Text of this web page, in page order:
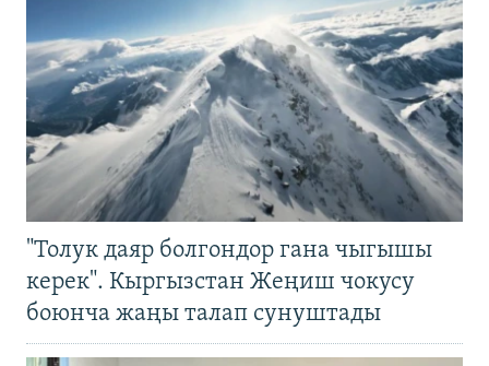
"Толук даяр болгондор гана чыгышы
керек". Кыргызстан Жеңиш чокусу
боюнча жаңы талап сунуштады